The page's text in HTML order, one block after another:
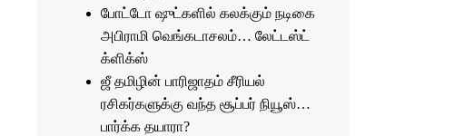
போட்டோ ஷுட்களில் கலக்கும் நடிகை
அபிராமி வெங்கடாசலம்… லேட்டஸ்ட்
க்ளிக்ஸ்
ஜீ தமிழின் பாரிஜாதம் சீரியல்
ரசிகர்களுக்கு வந்த சூப்பர் நியூஸ்…
பார்க்க தயாரா?